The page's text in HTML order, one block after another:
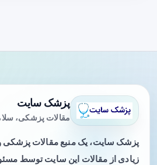
پزشک سایت
مقالات پزشکی،
پزشک سایت، یک منبع مقالات
زیادی از مقالات این سایت توسط